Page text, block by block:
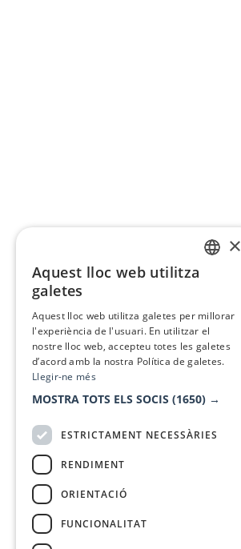
×
Aquest lloc web utilitza
galetes
Aquest lloc web utilitza galetes per millorar
l'experiència de l'usuari. En utilitzar el
nostre lloc web, accepteu totes les galetes
d’acord amb la nostra Política de galetes.
Llegir-ne més
MOSTRA TOTS ELS SOCIS (1650) →
ESTRICTAMENT NECESSÀRIES
RENDIMENT
ORIENTACIÓ
FUNCIONALITAT